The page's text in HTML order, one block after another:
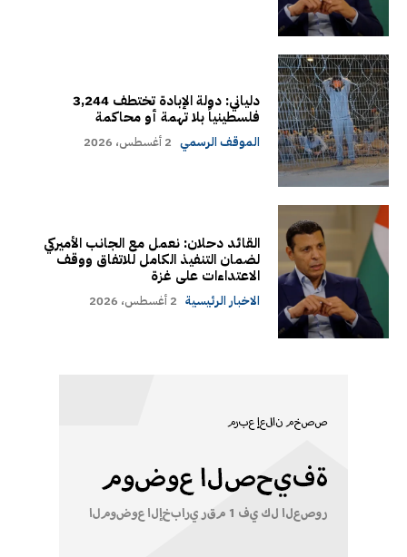
دلياني: دولة الإبادة تختطف 3,244
فلسطينياً بلا تهمة أو محاكمة
الموقف الرسمي 2 أغسطس، 2026
القائد دحلان: نعمل مع الجانب الأميركي
لضمان التنفيذ الكامل للاتفاق ووقف
الاعتداءات على غزة
الاخبار الرئيسية 2 أغسطس، 2026